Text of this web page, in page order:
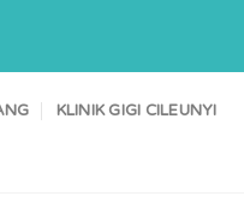
KLINIK GIGI CILEUNYI